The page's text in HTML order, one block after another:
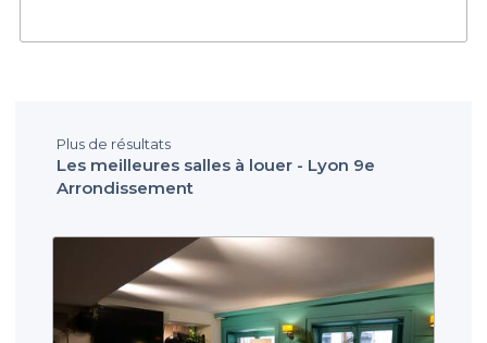
Plus de résultats
Les meilleures salles à louer - Lyon 9e
Arrondissement